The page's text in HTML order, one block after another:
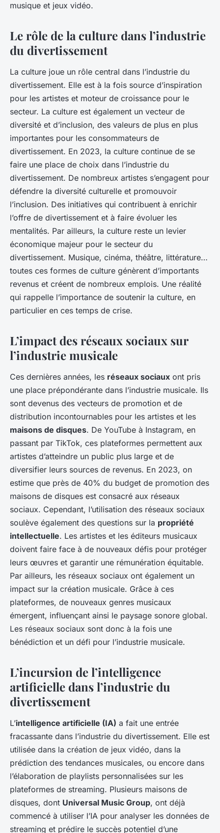
musique et jeux vidéo.
Le rôle de la culture dans l’industrie
du divertissement
La culture joue un rôle central dans l’industrie du
divertissement. Elle est à la fois source d’inspiration
pour les artistes et moteur de croissance pour le
secteur. La culture est également un vecteur de
diversité et d’inclusion, des valeurs de plus en plus
importantes pour les consommateurs de
divertissement. En 2023, la culture continue de se
faire une place de choix dans l’industrie du
divertissement. De nombreux artistes s’engagent pour
défendre la diversité culturelle et promouvoir
l’inclusion. Des initiatives qui contribuent à enrichir
l’offre de divertissement et à faire évoluer les
mentalités. Par ailleurs, la culture reste un levier
économique majeur pour le secteur du
divertissement. Musique, cinéma, théâtre, littérature…
toutes ces formes de culture génèrent d’importants
revenus et créent de nombreux emplois. Une réalité
qui rappelle l’importance de soutenir la culture, en
particulier en ces temps de crise.
L’impact des réseaux sociaux sur
l’industrie musicale
Ces dernières années, les réseaux sociaux ont pris
une place prépondérante dans l’industrie musicale. Ils
sont devenus des vecteurs de promotion et de
distribution incontournables pour les artistes et les
maisons de disques. De YouTube à Instagram, en
passant par TikTok, ces plateformes permettent aux
artistes d’atteindre un public plus large et de
diversifier leurs sources de revenus. En 2023, on
estime que près de 40% du budget de promotion des
maisons de disques est consacré aux réseaux
sociaux. Cependant, l’utilisation des réseaux sociaux
soulève également des questions sur la propriété
intellectuelle. Les artistes et les éditeurs musicaux
doivent faire face à de nouveaux défis pour protéger
leurs œuvres et garantir une rémunération équitable.
Par ailleurs, les réseaux sociaux ont également un
impact sur la création musicale. Grâce à ces
plateformes, de nouveaux genres musicaux
émergent, influençant ainsi le paysage sonore global.
Les réseaux sociaux sont donc à la fois une
bénédiction et un défi pour l’industrie musicale.
L’incursion de l’intelligence
artificielle dans l’industrie du
divertissement
L’intelligence artificielle (IA) a fait une entrée
fracassante dans l’industrie du divertissement. Elle est
utilisée dans la création de jeux vidéo, dans la
prédiction des tendances musicales, ou encore dans
l’élaboration de playlists personnalisées sur les
plateformes de streaming. Plusieurs maisons de
disques, dont Universal Music Group, ont déjà
commencé à utiliser l’IA pour analyser les données de
streaming et prédire le succès potentiel d’une